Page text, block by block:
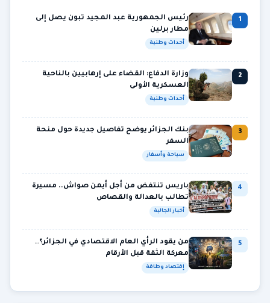
1
رئيس الجمهورية عبد المجيد تبون يصل إلى
مطار برلين
أحداث وطنية
2
وزارة الدفاع: القضاء على إرهابيين بالناحية
العسكرية الأولى
أحداث وطنية
3
بنك الجزائر يوضح تفاصيل جديدة حول منحة
السفر
سياحة وأسفار
4
باريس تنتفض من أجل أيمن صواش.. مسيرة
تطالب بالعدالة والقصاص
أخبار الجالية
5
من يقود الرأي العام الاقتصادي في الجزائر؟…
معركة الثقة قبل الأرقام
إقتصاد وطاقة